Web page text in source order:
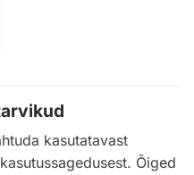
kasutatavast
Õiged